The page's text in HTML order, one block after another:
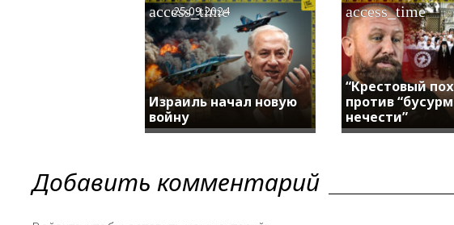
Израиль начал новую
войну
access_time
25.09.2024
“Крестовый
против
нечести”
access_time
Добавить комментарий